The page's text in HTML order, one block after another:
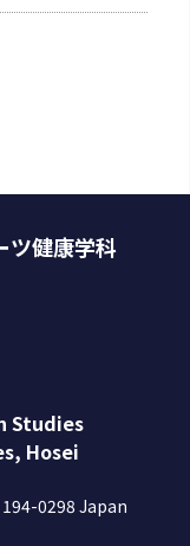
た
優秀発表賞を受
ツ健康学科
Studies
Hosei
0298 Japan